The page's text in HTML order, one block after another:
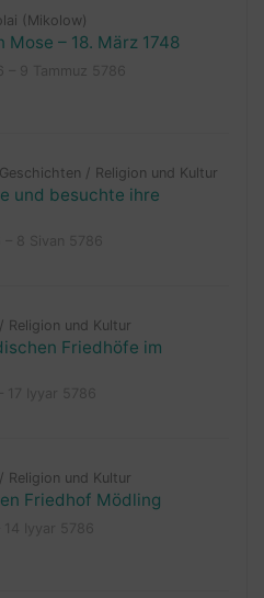
(Mikolow)
Mose – 18. März 1748
Geschichten / Religion und Kultur
und besuchte ihre
/ Religion und Kultur
Friedhöfe im
/ Religion und Kultur
Friedhof Mödling